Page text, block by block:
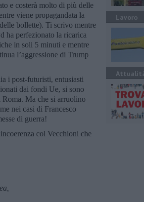
e costerà molto di più delle
viene propagandata la
bollette). Ti scrivo mentre
ha perfezionato la ricarica
in soli 5 minuti e mentre
l’aggressione di Trump
i post-futuristi, entusiasti
dai fondi Ue, si sono
Roma. Ma che si arruolino
nei casi di Francesco
di guerra!
col Vecchioni che
Lavoro